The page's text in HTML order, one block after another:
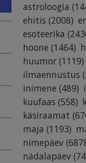
astroloogia
ehitis (2008)
esoteerika
hoone (1464)
huumor (1119)
ilmaennustus
inimene (489)
kuufaas (558)
käsiraamat
maja (1193)
nimepäev
nädalapäev